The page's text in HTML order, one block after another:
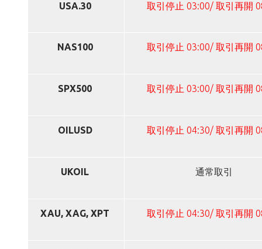
USA.30 取引停止 03:00/ 取引再開
NAS100 取引停止 03:00/ 取引再開
SPX500 取引停止 03:00/ 取引再開
OILUSD 取引停止 04:30/ 取引再開
UKOIL 通常取引
XAU, XAG, XPT 取引停止 04:30/ 取引再開